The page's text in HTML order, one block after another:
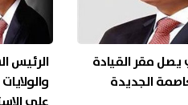
مقر القيادة
الجديدة
الرئيس